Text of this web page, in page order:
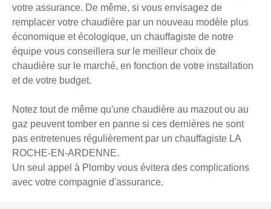
votre assurance. De même, si vous envisagez de
remplacer votre chaudière par un nouveau modèle plus
économique et écologique, un chauffagiste de notre
équipe vous conseillera sur le meilleur choix de
chaudière sur le marché, en fonction de votre installation
et de votre budget.
Notez tout de même qu'une chaudière au mazout ou au
gaz peuvent tomber en panne si ces dernières ne sont
pas entretenues régulièrement par un chauffagiste LA
ROCHE-EN-ARDENNE.
Un seul appel à Plomby vous évitera des complications
avec votre compagnie d'assurance.